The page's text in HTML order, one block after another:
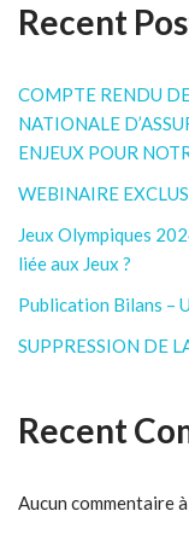
Recent
COMPTE RENDU
NATIONALE
ENJEUX POUR
WEBINAIRE
Jeux Olympiques
liée aux Jeux ?
Publication Bilans –
SUPPRESSION DE
Recent
Aucun commentaire